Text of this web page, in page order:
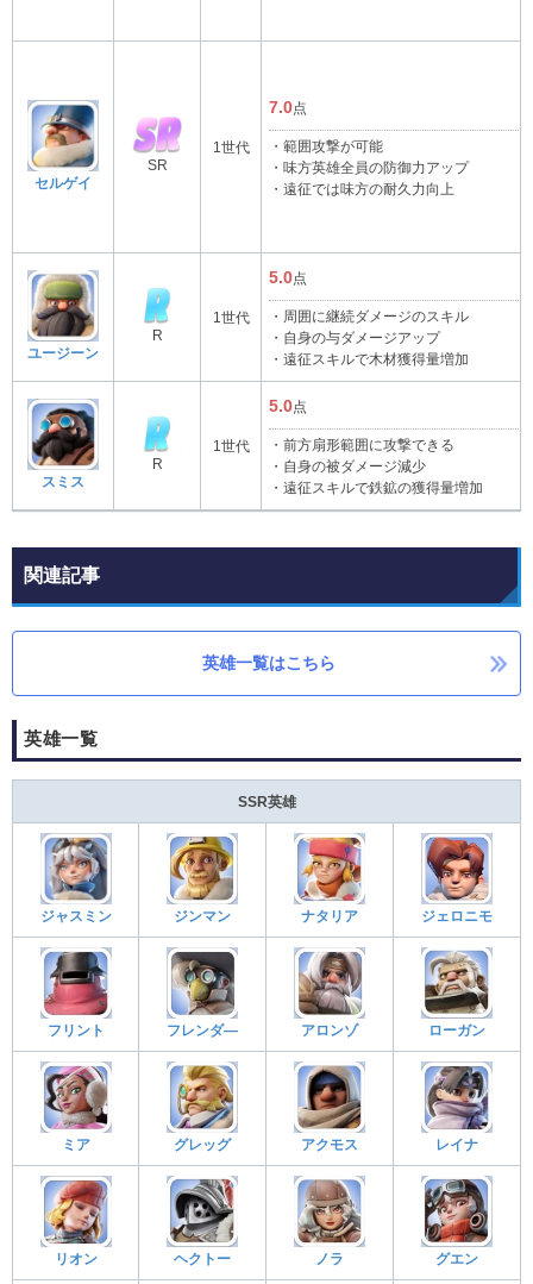
セルゲイ
SR
1世代
7.0点
・範囲攻撃が可能
・味方英雄全員の防御力アップ
・遠征では味方の耐久力向上
ユージーン
R
1世代
5.0点
・周囲に継続ダメージのスキル
・自身の与ダメージアップ
・遠征スキルで木材獲得量増加
スミス
R
1世代
5.0点
・前方扇形範囲に攻撃できる
・自身の被ダメージ減少
・遠征スキルで鉄鉱の獲得量増加
関連記事
英雄一覧はこちら
英雄一覧
SSR英雄
ジャスミン ジンマン ナタリア ジェロニモ
フリント フレンダ― アロンゾ ローガン
ミア グレッグ アクモス レイナ
リオン ヘクトー ノラ グエン